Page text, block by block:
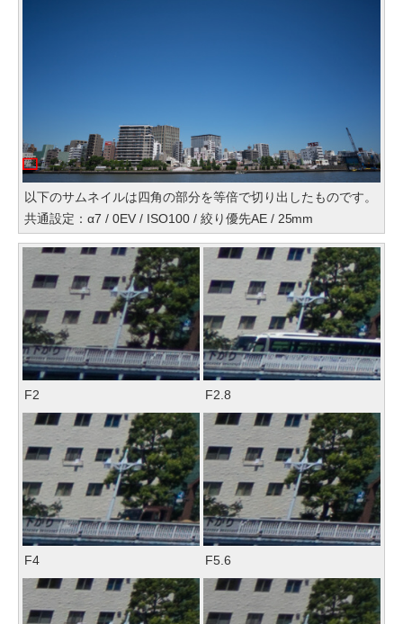
以下のサムネイルは四角の部分を等倍で切り出したものです。
共通設定：α7 / 0EV / ISO100 / 絞り優先AE / 25mm
F2 F2.8
F4 F5.6